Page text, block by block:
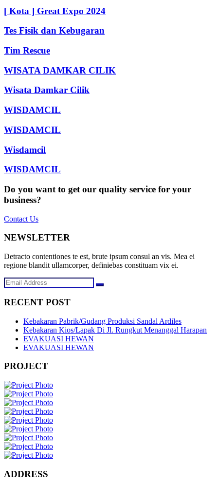
[ Kota ] Great Expo 2024
Tes Fisik dan Kebugaran
Tim Rescue
WISATA DAMKAR CILIK
Wisata Damkar Cilik
WISDAMCIL
WISDAMCIL
Wisdamcil
WISDAMCIL
Do you want to get our quality service for your
business?
Contact Us
NEWSLETTER
Detracto contentiones te est, brute ipsum consul an vis. Mea ei
regione blandit ullamcorper, definiebas constituam vix ei.
RECENT POST
Kebakaran Pabrik/Gudang Produksi Sandal Ardiles
Kebakaran Kios/Lapak Di Jl. Rungkut Menanggal Harapan
EVAKUASI HEWAN
EVAKUASI HEWAN
PROJECT
ADDRESS